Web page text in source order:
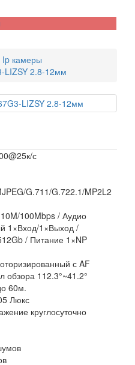
Ip камеры
LIZSY 2.8-12мм
с
G.711/G.722.1/MP2L2
100Mbps / Аудио
1×Вход/1×Выход /
/ Питание 1×NP
с AF
обзора 112.3°~41.2°
60м.
Люкс
круглосуточно